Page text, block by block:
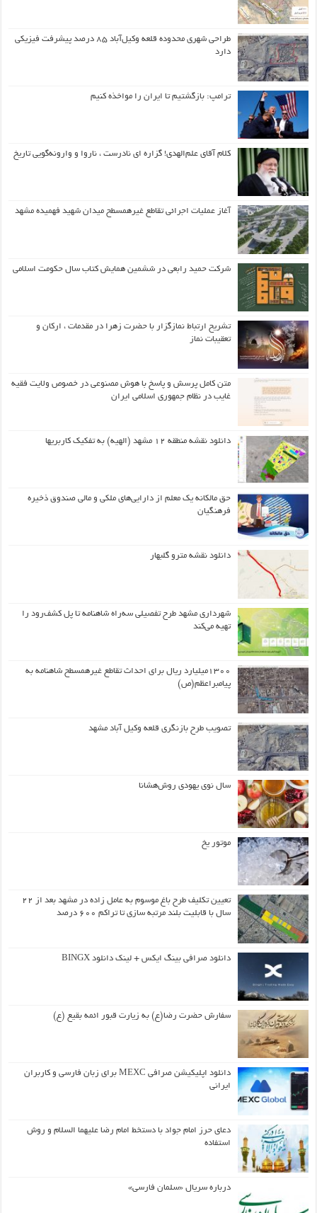
طراحی شهری محدوده قلعه وکیل‌آباد ۸۵ درصد پیشرفت فیزیکی
دارد
ترامپ: بازگشتیم تا ایران را مواخذه کنیم
کلام آقای علم‌الهدی! گزاره ای نادرست ، ناروا و وارونه‌گویی تاریخ
آغاز عملیات اجرائی تقاطع غیرهمسطح میدان شهید فهمیده مشهد
شرکت حمید رابعی در ششمین همایش کتاب سال حکومت اسلامی
تشریح ارتباط نمازگزار با حضرت زهرا در مقدمات ، ارکان و
تعقیبات نماز
متن کامل پرسش و پاسخ با هوش مصنوعی در خصوص ولایت فقیه
غایب در نظام جمهوری اسلامی ایران
دانلود نقشه منطقه ۱۲ مشهد (الهیه) به تفکیک کاربریها
حق مالکانه یک معلم از دارایی‌های ملکی و مالی صندوق ذخیره
فرهنگیان
دانلود نقشه مترو گلبهار
شهرداری مشهد طرح تفصیلی سه‌راه شاهنامه تا پل کشف‌رود را
تهیه می‌کند
۱۳۰۰میلیارد ریال برای احداث تقاطع غیرهمسطح شاهنامه به
پیامبراعظم(ص)
تصویب طرح بازنگری قلعه وکیل آباد مشهد
سال نوی یهودی روش‌هشانا
موتور یخ
تعیین تکلیف طرح باغ موسوم به عامل زاده در مشهد بعد از ۲۲
سال با قابلیت بلند مرتبه سازی تا تراکم ۶۰۰ درصد
دانلود صرافی بینگ ایکس + لینک دانلود BINGX
سفارش حضرت رضا(ع) به زیارت قبور ائمه بقیع (ع)
دانلود اپلیکیشن صرافی MEXC برای زبان فارسی و کاربران
ایرانی
دعای حرز امام جواد با دستخط امام رضا علیهما السلام و روش
استفاده
درباره سریال «سلمان فارسی»